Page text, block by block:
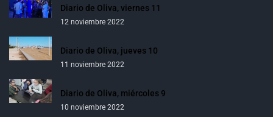
Diario de Oliva, viernes 11
12 noviembre 2022
Diario de Oliva, jueves 10
11 noviembre 2022
Diario de Oliva, miércoles 9
10 noviembre 2022